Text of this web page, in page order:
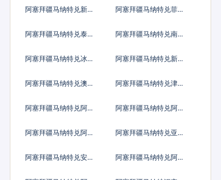
阿塞拜疆马纳特兑新西
阿塞拜疆马纳特兑菲律
阿塞拜疆马纳特兑泰国
阿塞拜疆马纳特兑南非
阿塞拜疆马纳特兑冰岛
阿塞拜疆马纳特兑新台
阿塞拜疆马纳特兑澳门
阿塞拜疆马纳特兑津巴
阿塞拜疆马纳特兑阿联
阿塞拜疆马纳特兑阿富
阿塞拜疆马纳特兑阿尔
阿塞拜疆马纳特兑亚美
阿塞拜疆马纳特兑安哥
阿塞拜疆马纳特兑阿根